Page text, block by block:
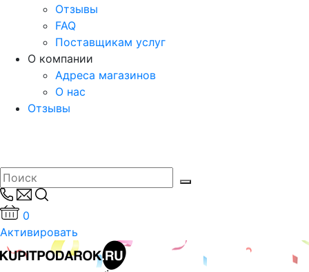
Отзывы
FAQ
Поставщикам услуг
О компании
Адреса магазинов
О нас
Отзывы
0
Активировать